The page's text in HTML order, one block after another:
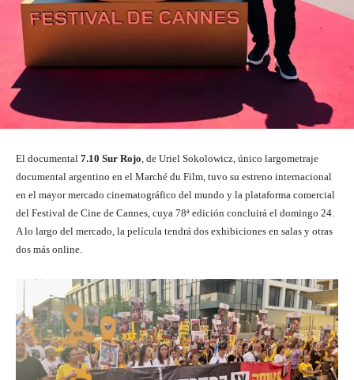
El documental 7.10 Sur Rojo , de Uriel Sokolowicz, único largometraje
documental argentino en el Marché du Film, tuvo su estreno internacional
en el mayor mercado cinematográfico del mundo y la plataforma comercial
del Festival de Cine de Cannes, cuya 78ª edición concluirá el domingo 24.
A lo largo del mercado, la película tendrá dos exhibiciones en salas y otras
dos más online.